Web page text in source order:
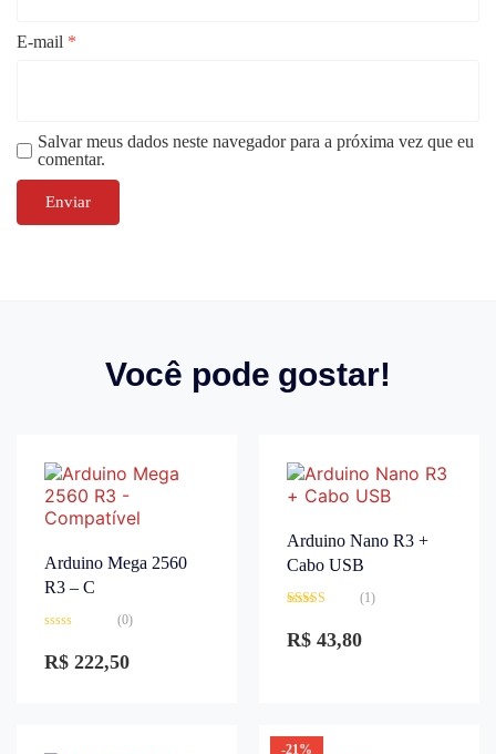
E-mail *
Salvar meus dados neste navegador para a próxima vez que eu
comentar.
Você pode gostar!
Arduino Mega 2560
R3 – C
0
de
(0)
R$ 222,50
Arduino Nano R3 +
Cabo USB
3.00 de
5
(1)
R$ 43,80
-21%